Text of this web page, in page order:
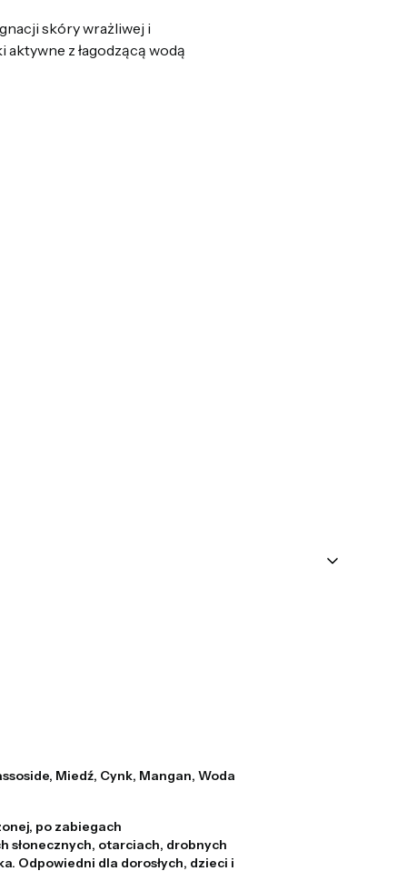
skóry wrażliwej i
z łagodzącą wodą
Miedź, Cynk, Mangan, Woda
po zabiegach
słonecznych, otarciach, drobnych
Odpowiedni dla dorosłych, dzieci i